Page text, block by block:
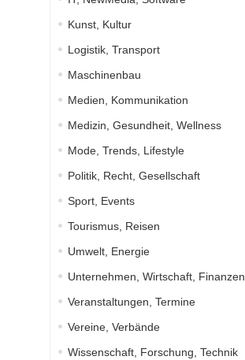
Kunst, Kultur
Logistik, Transport
Maschinenbau
Medien, Kommunikation
Medizin, Gesundheit, Wellness
Mode, Trends, Lifestyle
Politik, Recht, Gesellschaft
Sport, Events
Tourismus, Reisen
Umwelt, Energie
Unternehmen, Wirtschaft, Finanzen
Veranstaltungen, Termine
Vereine, Verbände
Wissenschaft, Forschung, Technik